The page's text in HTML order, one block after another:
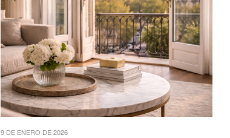
9 DE ENERO DE 2026